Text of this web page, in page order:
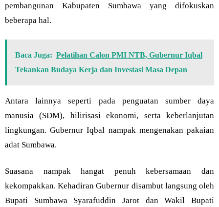
pembangunan Kabupaten Sumbawa yang difokuskan
beberapa hal.
Baca Juga: Pelatihan Calon PMI NTB, Gubernur Iqbal
Tekankan Budaya Kerja dan Investasi Masa Depan
Antara lainnya seperti pada penguatan sumber daya
manusia (SDM), hilirisasi ekonomi, serta keberlanjutan
lingkungan. Gubernur Iqbal nampak mengenakan pakaian
adat Sumbawa.
Suasana nampak hangat penuh kebersamaan dan
kekompakkan. Kehadiran Gubernur disambut langsung oleh
Bupati Sumbawa Syarafuddin Jarot dan Wakil Bupati